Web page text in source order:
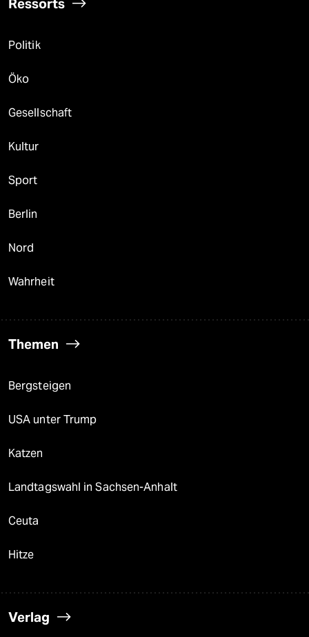
Ressorts
Politik
Öko
Gesellschaft
Kultur
Sport
Berlin
Nord
Wahrheit
Themen
Bergsteigen
USA unter Trump
Katzen
Landtagswahl in Sachsen-Anhalt
Ceuta
Hitze
Verlag